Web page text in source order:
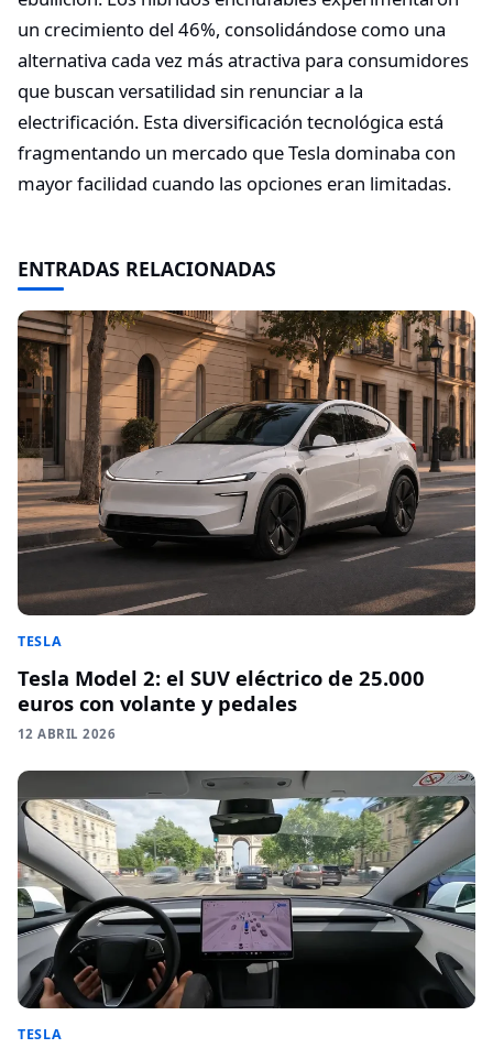
un crecimiento del 46%, consolidándose como una
alternativa cada vez más atractiva para consumidores
que buscan versatilidad sin renunciar a la
electrificación. Esta diversificación tecnológica está
fragmentando un mercado que Tesla dominaba con
mayor facilidad cuando las opciones eran limitadas.
ENTRADAS RELACIONADAS
TESLA
Tesla Model 2: el SUV eléctrico de 25.000
euros con volante y pedales
12 ABRIL 2026
TESLA